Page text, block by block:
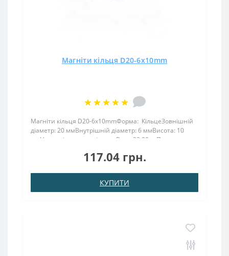
Магніти кільця D20-6x10mm
Магніти кільця D20-6x10mmФорма: КільцеЗовнішній
діаметр: 20 ммВнутрішній діаметр: 6 ммВисота: 10
ммНамагнічення: аксіальнеВага: 33,00 грПоверх.
.: 8,000 кгТемпература використання: до 80 ° CМ..
117.04 грн.
КУПИТИ